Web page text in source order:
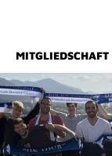
MITGLIEDSCHAFT